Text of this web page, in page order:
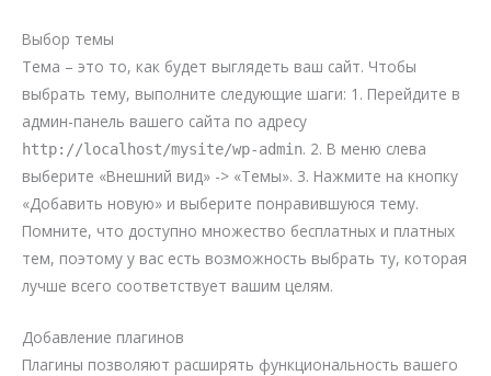
Выбор темы
Тема – это то, как будет выглядеть ваш сайт. Чтобы
выбрать тему, выполните следующие шаги: 1. Перейдите в
админ-панель вашего сайта по адресу
http://localhost/mysite/wp-admin. 2. В меню слева
выберите «Внешний вид» -> «Темы». 3. Нажмите на кнопку
«Добавить новую» и выберите понравившуюся тему.
Помните, что доступно множество бесплатных и платных
тем, поэтому у вас есть возможность выбрать ту, которая
лучше всего соответствует вашим целям.
Добавление плагинов
Плагины позволяют расширять функциональность вашего